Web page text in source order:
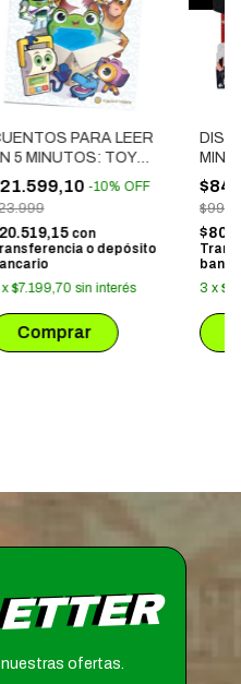
PARA LEER
5 MINUTOS: TOY
5
-10% OFF
con
o depósito
x$7.199,70 sin interés
3 x
ofertas.